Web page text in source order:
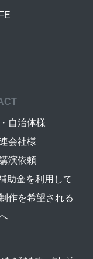
自治体様
会社様
演依頼
助金を利用して
作を希望される